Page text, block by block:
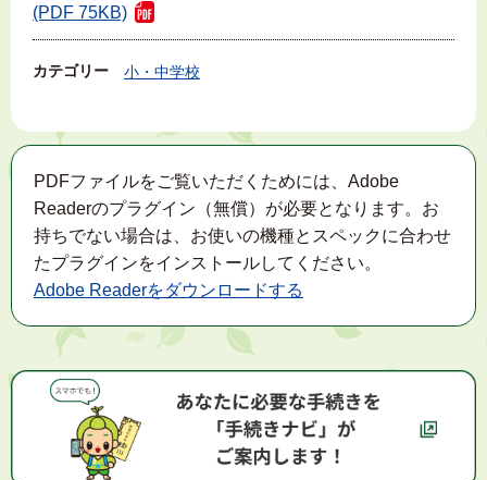
(PDF 75KB)
カテゴリー 小・中学校
PDFファイルをご覧いただくためには、Adobe
Readerのプラグイン（無償）が必要となります。お
持ちでない場合は、お使いの機種とスペックに合わせ
たプラグインをインストールしてください。
Adobe Readerをダウンロードする